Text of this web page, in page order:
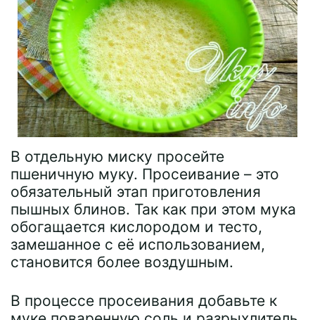
В отдельную миску просейте
пшеничную муку. Просеивание – это
обязательный этап приготовления
пышных блинов. Так как при этом мука
обогащается кислородом и тесто,
замешанное с её использованием,
становится более воздушным.
В процессе просеивания добавьте к